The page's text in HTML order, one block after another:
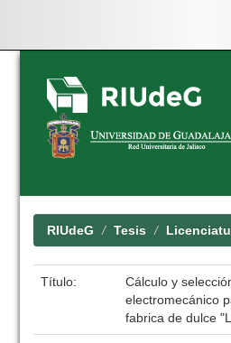
Skip
navigation
RIUdeG Tesis
Título:
Cálculo y
electromecánico
fabrica de dulce